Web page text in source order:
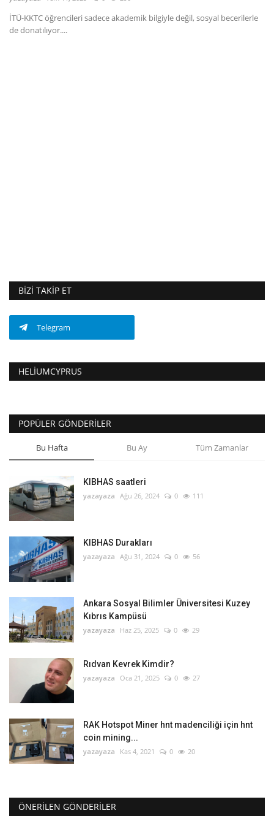
Dil
İTÜ-KKTC öğrencileri sadece akademik bilgiyle değil, sosyal becerilerle
de donatılıyor....
BIZI TAKIP ET
Telegram
HELIUMCYPRUS
POPÜLER GÖNDERILER
Bu Hafta Bu Ay Tüm Zamanlar
KIBHAS saatleri
yazayaza Ağu 26, 2024 0 111
KIBHAS Durakları
yazayaza Ağu 31, 2024 0 56
Ankara Sosyal Bilimler Üniversitesi Kuzey
Kıbrıs Kampüsü
yazayaza Haz 25, 2025 0 29
Rıdvan Kevrek Kimdir?
yazayaza Oca 21, 2025 0 27
RAK Hotspot Miner hnt madenciliği için hnt
coin mining...
yazayaza Kas 4, 2021 0 20
ÖNERILEN GÖNDERILER